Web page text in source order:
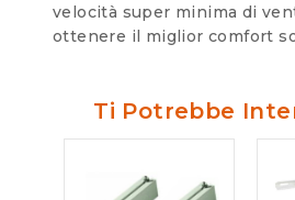
velocità super minima di
ottenere il miglior comfort
Ti Potrebbe